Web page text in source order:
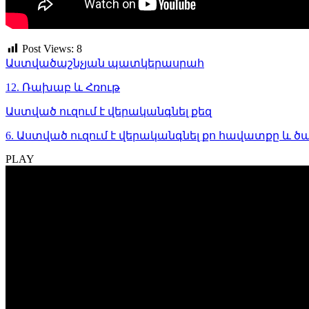
Post Views: 8
Աստվածաշնչյան պատկերասրահ
12. Ռախաբ և Հռութ
Աստված ուզում է վերականգնել քեզ
6. Աստված ուզում է վերականգնել քո հավատքը և
PLAY